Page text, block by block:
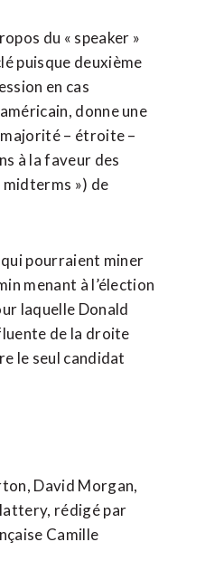
du « speaker »
puisque deuxième
en cas
donne une
– étroite –
à la faveur des
») de
pourraient miner
menant à l’élection
laquelle Donald
de la droite
le seul candidat
David Morgan,
rédigé par
Camille